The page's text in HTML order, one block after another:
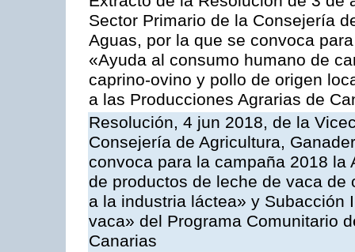
Sector Primario de la Consejería
Aguas, por la que se convoca
«Ayuda al consumo humano de
caprino-ovino y pollo de origen
a las Producciones Agrarias de
Resolución, 4 jun 2018, de la
Consejería de Agricultura,
convoca para la campaña 2018
de productos de leche de vaca
a la industria láctea» y Subacción
vaca» del Programa Comunitario
Canarias